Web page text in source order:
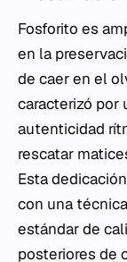
Fosforito es
en la
de caer en el
caracterizó por
autenticidad
rescatar
Esta
con una
estándar de
posteriores de